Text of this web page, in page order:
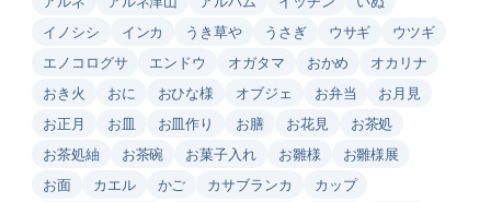
イノシシ
インカ うき草や うさぎ ウサギ
ウツギ
エノコログサ
エンドウ オガタマ おかめ
オカリナ
おき火
おに おひな様 オブジェ お弁当
お月見
お正月
お皿 お皿作り お膳 お花見
お茶処
お茶処紬
お茶碗 お菓子入れ お雛様
お雛様展
お面
カエル かご カサブランカ
カップ